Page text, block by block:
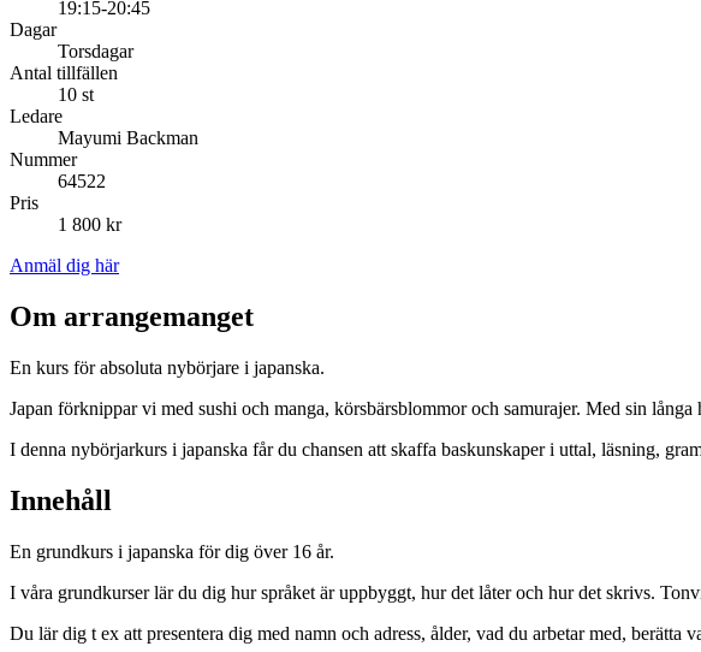
19:15-20:45
Dagar
Torsdagar
Antal tillfällen
10 st
Ledare
Mayumi Backman
Nummer
64522
Pris
1 800 kr
Anmäl dig här
Om arrangemanget
En kurs för absoluta nybörjare i japanska.
Japan förknippar vi med sushi och manga, körsbärsblommor och samurajer. Med sin
I denna nybörjarkurs i japanska får du chansen att skaffa baskunskaper i uttal, läsning,
Innehåll
En grundkurs i japanska för dig över 16 år.
I våra grundkurser lär du dig hur språket är uppbyggt, hur det låter och hur det skrivs.
Du lär dig t ex att presentera dig med namn och adress, ålder, vad du arbetar med,